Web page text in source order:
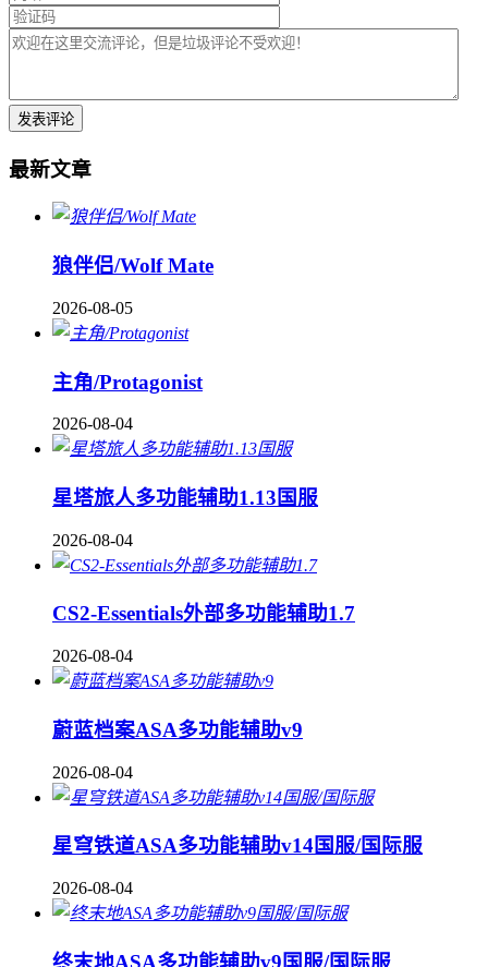
最新文章
狼伴侣/Wolf Mate
2026-08-05
主角/Protagonist
2026-08-04
星塔旅人多功能辅助1.13国服
2026-08-04
CS2-Essentials外部多功能辅助1.7
2026-08-04
蔚蓝档案ASA多功能辅助v9
2026-08-04
星穹铁道ASA多功能辅助v14国服/国际服
2026-08-04
终末地ASA多功能辅助v9国服/国际服